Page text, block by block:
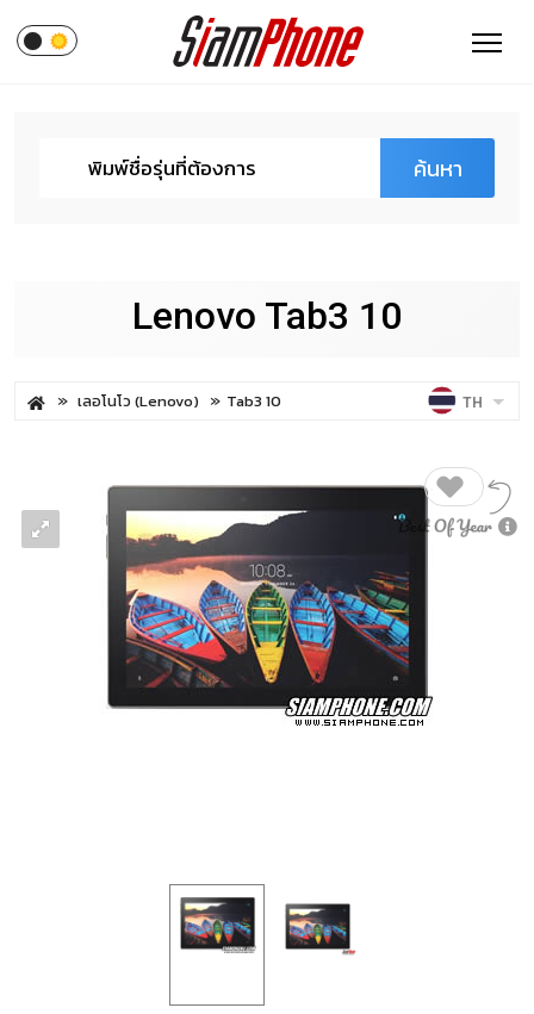
ค้นหา
Lenovo Tab3 10
เลอโนโว (Lenovo) Tab3 10 TH